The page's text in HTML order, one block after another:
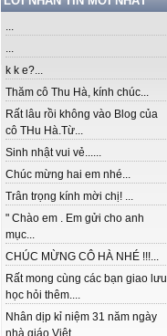
...
...
k k e?...
Thăm cô Thu Hà, kính chúc...
Rất lâu rồi không vào Blog của
cô THu Hà.Từ...
Sinh nhật vui vẻ......
Chúc mừng hai em nhé...
Trân trọng kính mời chị! ...
" Chào em . Em gửi cho anh
mục...
CHÚC MỪNG CÔ HÀ NHÉ !!!...
Rất mong cùng các bạn giao lưu
học hỏi thêm....
Nhân dịp kỉ niệm 31 năm ngày
nhà giáo Việt...